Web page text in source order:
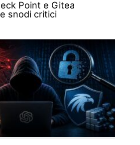
Point e Gitea
snodi critici